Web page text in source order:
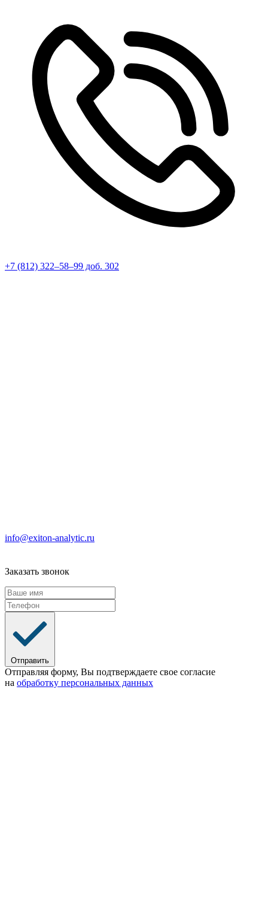
+7 (812) 322–58–99 доб. 302
info@exiton-analytic.ru
Заказать звонок
Отправить
Отправляя форму, Вы подтверждаете свое согласие
на обработку персональных данных